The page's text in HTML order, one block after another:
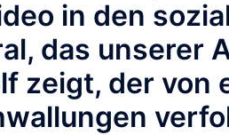
in den
das unserer
zeigt, der von